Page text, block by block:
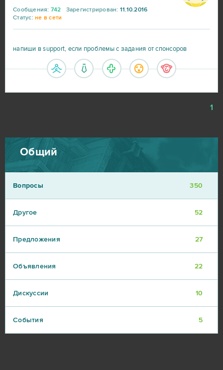
Сообщения: 742 Зарегистрирован: 11.10.2016
Статус: не в сети
напиши в support, если проблемы с задания от спонсоров
1
Общий
Вопросы 350
Другое 52
Предложения 27
Объявления 22
Дискуссии 10
События 5